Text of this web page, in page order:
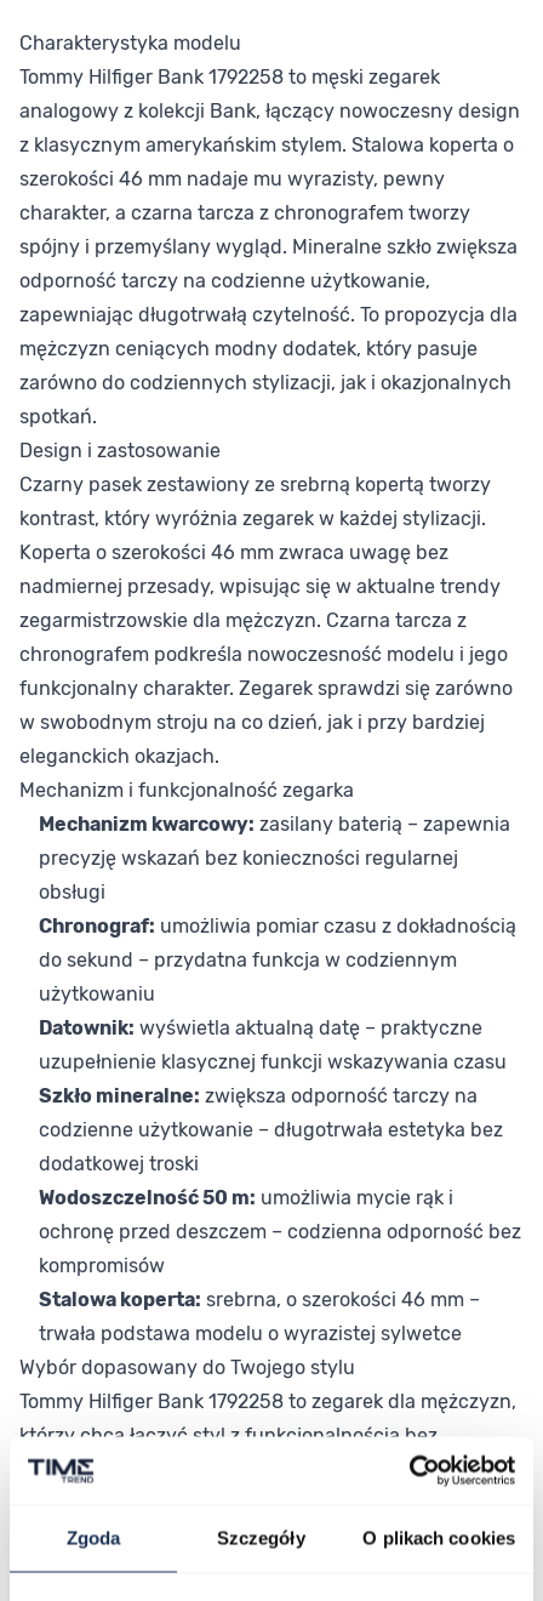
Zgoda Szczegóły O plikach cookies
Charakterystyka modelu
Tommy Hilfiger Bank 1792258 to męski zegarek
analogowy z kolekcji Bank, łączący nowoczesny design
z klasycznym amerykańskim stylem. Stalowa koperta o
szerokości 46 mm nadaje mu wyrazisty, pewny
charakter, a czarna tarcza z chronografem tworzy
spójny i przemyślany wygląd. Mineralne szkło zwiększa
odporność tarczy na codzienne użytkowanie,
zapewniając długotrwałą czytelność. To propozycja dla
mężczyzn ceniących modny dodatek, który pasuje
zarówno do codziennych stylizacji, jak i okazjonalnych
spotkań.
Design i zastosowanie
Czarny pasek zestawiony ze srebrną kopertą tworzy
kontrast, który wyróżnia zegarek w każdej stylizacji.
Koperta o szerokości 46 mm zwraca uwagę bez
nadmiernej przesady, wpisując się w aktualne trendy
zegarmistrzowskie dla mężczyzn. Czarna tarcza z
chronografem podkreśla nowoczesność modelu i jego
funkcjonalny charakter. Zegarek sprawdzi się zarówno
w swobodnym stroju na co dzień, jak i przy bardziej
eleganckich okazjach.
Mechanizm i funkcjonalność zegarka
Mechanizm kwarcowy: zasilany baterią – zapewnia
precyzję wskazań bez konieczności regularnej
obsługi
Chronograf: umożliwia pomiar czasu z dokładnością
do sekund – przydatna funkcja w codziennym
użytkowaniu
Datownik: wyświetla aktualną datę – praktyczne
uzupełnienie klasycznej funkcji wskazywania czasu
Szkło mineralne: zwiększa odporność tarczy na
codzienne użytkowanie – długotrwała estetyka bez
dodatkowej troski
Wodoszczelność 50 m: umożliwia mycie rąk i
ochronę przed deszczem – codzienna odporność bez
kompromisów
Stalowa koperta: srebrna, o szerokości 46 mm –
trwała podstawa modelu o wyrazistej sylwetce
Wybór dopasowany do Twojego stylu
Tommy Hilfiger Bank 1792258 to zegarek dla mężczyzn,
którzy chcą łączyć styl z funkcjonalnością bez
rezygnowania z elegancji. Czarno-srebrne zestawienie
stylizacji – od jeansów po garnitur. Kolekcja Bank to
propozycja Tommy Hilfiger skierowana do tych, którzy